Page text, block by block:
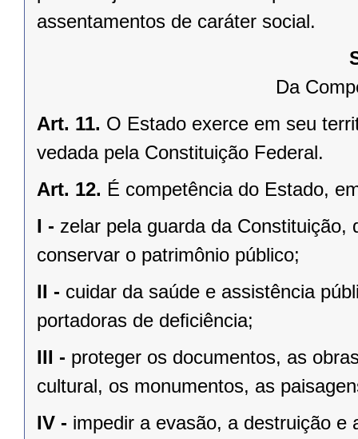
assentamentos de caráter social.
Da
Art. 11. O Estado exerce em seu
vedada pela Constituição Federal.
Art. 12. É competência do Estado,
I - zelar pela guarda da
conservar o patrimônio público;
II - cuidar da saúde e assistência
portadoras de deﬁciência;
III - proteger os documentos, as
cultural, os monumentos, as
IV - impedir a evasão, a destruição e